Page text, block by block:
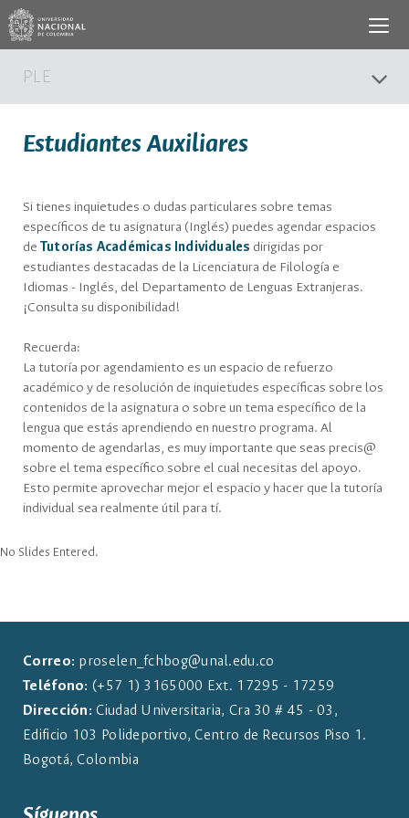
PLE
Estudiantes Auxiliares
Si tienes inquietudes o dudas particulares sobre temas
específicos de tu asignatura (Inglés) puedes agendar espacios
de Tutorías Académicas Individuales dirigidas por
estudiantes destacadas de la Licenciatura de Filología e
Idiomas - Inglés, del Departamento de Lenguas Extranjeras.
¡Consulta su disponibilidad!
Recuerda:
La tutoría por agendamiento es un espacio de refuerzo
académico y de resolución de inquietudes específicas sobre los
contenidos de la asignatura o sobre un tema específico de la
lengua que estás aprendiendo en nuestro programa. Al
momento de agendarlas, es muy importante que seas precis@
sobre el tema específico sobre el cual necesitas del apoyo.
Esto permite aprovechar mejor el espacio y hacer que la tutoría
individual sea realmente útil para tí.
No Slides Entered.
Correo: proselen_fchbog@unal.edu.co
Teléfono: (+57 1) 3165000 Ext. 17295 - 17259
Dirección:Ciudad Universitaria, Cra 30 # 45 - 03,
Edificio 103 Polideportivo, Centro de Recursos Piso 1.
Bogotá, Colombia